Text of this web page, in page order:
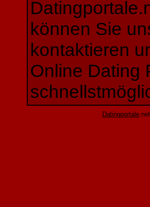
können Sie
kontaktieren
Online Dating
Datingportale